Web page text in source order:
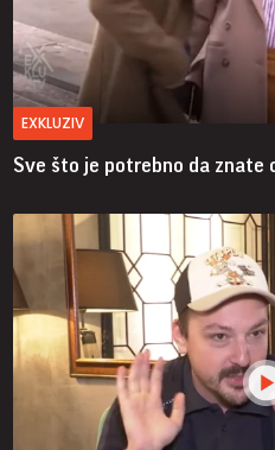
EXKLUZIV
Sve što je potrebno da znate